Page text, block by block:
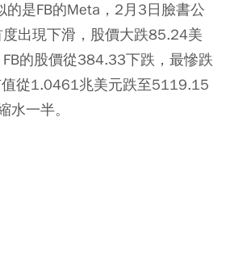
的是FB的Meta，2月3日臉書公
度出現下滑，股價大跌85.24美
的股價從384.33下跌，最慘跌
從1.0461兆美元跌至5119.15
水一半。